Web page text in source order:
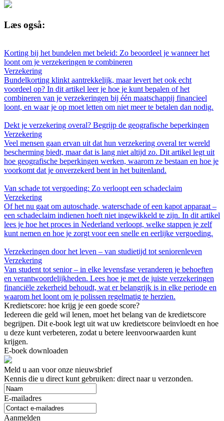
Læs også:
Korting bij het bundelen met beleid: Zo beoordeel je wanneer het
loont om je verzekeringen te combineren
Verzekering
Bundelkorting klinkt aantrekkelijk, maar levert het ook echt
voordeel op? In dit artikel leer je hoe je kunt bepalen of het
combineren van je verzekeringen bij één maatschappij financieel
loont, en waar je op moet letten om niet meer te betalen dan nodig.
Dekt je verzekering overal? Begrijp de geografische beperkingen
Verzekering
Veel mensen gaan ervan uit dat hun verzekering overal ter wereld
bescherming biedt, maar dat is lang niet altijd zo. Dit artikel legt uit
hoe geografische beperkingen werken, waarom ze bestaan en hoe je
voorkomt dat je onverzekerd bent in het buitenland.
Van schade tot vergoeding: Zo verloopt een schadeclaim
Verzekering
Of het nu gaat om autoschade, waterschade of een kapot apparaat –
een schadeclaim indienen hoeft niet ingewikkeld te zijn. In dit artikel
lees je hoe het proces in Nederland verloopt, welke stappen je zelf
kunt nemen en hoe je zorgt voor een snelle en eerlijke vergoeding.
Verzekeringen door het leven – van studietijd tot seniorenleven
Verzekering
Van student tot senior – in elke levensfase veranderen je behoeften
en verantwoordelijkheden. Lees hoe je met de juiste verzekeringen
financiële zekerheid behoudt, wat er belangrijk is in elke periode en
waarom het loont om je polissen regelmatig te herzien.
Kredietscore: hoe krijg je een goede score?
Iedereen die geld wil lenen, moet het belang van de kredietscore
begrijpen. Dit e-book legt uit wat uw kredietscore beïnvloedt en hoe
u deze kunt verbeteren, zodat u betere leenvoorwaarden kunt
krijgen.
E-boek downloaden
Meld u aan voor onze nieuwsbrief
Kennis die u direct kunt gebruiken: direct naar u verzonden.
E-mailadres
Aanmelden